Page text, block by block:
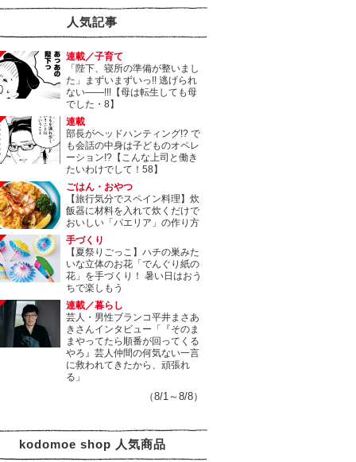
人気記事
連載／子育て
「陛下、寝所の準備が整いまし
た」まずいまずいっ!! 逃げられ
ない――!!!【母は転生しても母
でした・8】
連載
部長がヘッドハンティング!? で
も会話の中身は子どものオペレ
ーション!?【こんな上司と働き
たいわけでして！58】
ごはん・おやつ
【旅行気分でスペイン料理】炊
飯器に材料を入れて炊くだけで
おいしい「パエリア」の作り方
手づくり
【夏祭りごっこ】ハチの巣みた
いな立体のお花「でんぐり紙の
花」を手づくり！ 暑い日はおう
ちで楽しもう
連載／暮らし
芸人・男性ブランコ平井まさあ
きさんインタビュー「『そのま
まやってたら順番が回ってくる
やろ』芸人仲間の何気ない一言
に救われてきたから、頑張れ
る」
（8/1～8/8）
kodomoe shop 人気商品